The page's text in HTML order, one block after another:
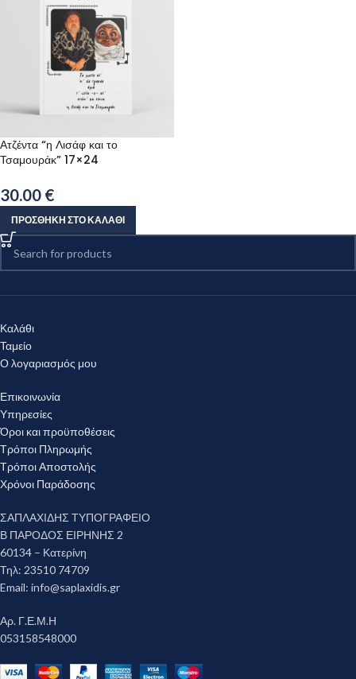
Ατζέντα “η Λισάφ και το
Τσαμουράκ” 17×24
30.00 €
ΠΡΟΣΘΉΚΗ ΣΤΟ ΚΑΛΆΘΙ
Καλάθι
Ταμείο
Ο λογαριασμός μου
Επικοινωνία
Υπηρεσίες
Όροι και προϋποθέσεις
Τρόποι Πληρωμής
Τρόποι Αποστολής
Χρόνοι Παράδοσης
ΣΑΠΛΑΧΙΔΗΣ ΤΥΠΟΓΡΑΦΕΙΟ
Β ΠΑΡΟΔΟΣ ΕΙΡΗΝΗΣ 2
60134 – Κατερίνη
Τηλ: 23510 74709
Email: info@saplaxidis.gr
Αρ. Γ.Ε.Μ.Η
053158548000